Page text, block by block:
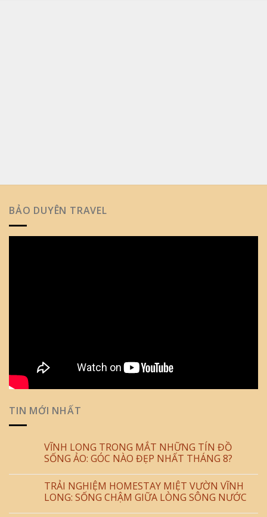
BẢO DUYÊN TRAVEL
TIN MỚI NHẤT
VĨNH LONG TRONG MẮT NHỮNG TÍN ĐỒ
SỐNG ẢO: GÓC NÀO ĐẸP NHẤT THÁNG 8?
TRẢI NGHIỆM HOMESTAY MIỆT VƯỜN VĨNH
LONG: SỐNG CHẬM GIỮA LÒNG SÔNG NƯỚC